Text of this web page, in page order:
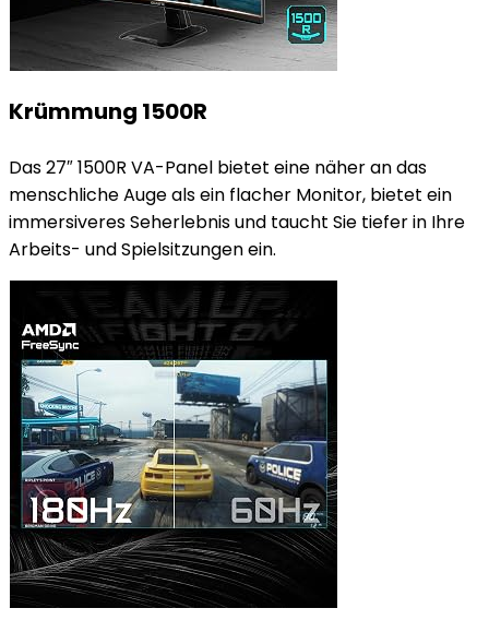
Krümmung 1500R
Das 27″ 1500R VA-Panel bietet eine näher an das
menschliche Auge als ein flacher Monitor, bietet ein
immersiveres Seherlebnis und taucht Sie tiefer in Ihre
Arbeits- und Spielsitzungen ein.